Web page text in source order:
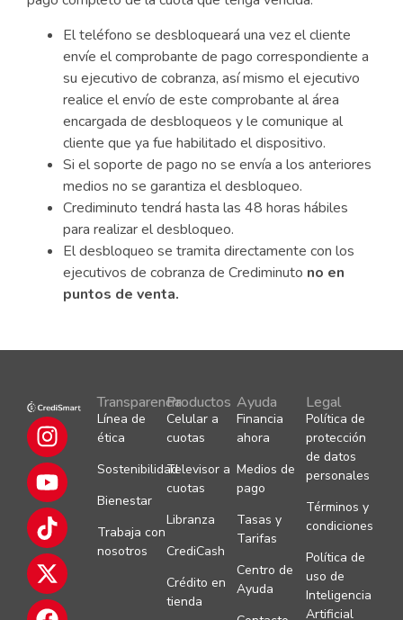
El teléfono se desbloqueará una vez el cliente
envíe el comprobante de pago correspondiente a
su ejecutivo de cobranza, así mismo el ejecutivo
realice el envío de este comprobante al área
encargada de desbloqueos y le comunique al
cliente que ya fue habilitado el dispositivo.
Si el soporte de pago no se envía a los anteriores
medios no se garantiza el desbloqueo.
Crediminuto tendrá hasta las 48 horas hábiles
para realizar el desbloqueo.
El desbloqueo se tramita directamente con los
ejecutivos de cobranza de Crediminuto no en
puntos de venta.
Transparencia
Línea de
ética
Sostenibilidad
Bienestar
Trabaja con
nosotros
Productos
Celular a
cuotas
Televisor a
cuotas
Libranza
CrediCash
Crédito en
tienda
Ayuda
Financia
ahora
Medios de
pago
Tasas y
Tarifas
Centro de
Ayuda
Legal
Política de
protección
de datos
personales
Términos y
condiciones
Política de
uso de
Inteligencia
Artificial